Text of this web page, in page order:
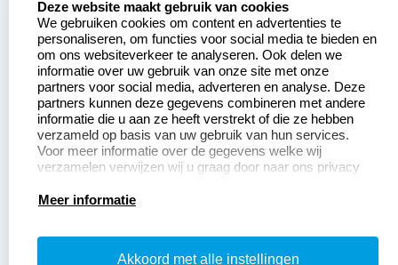
Betaling &
Verzending
Wederverkoper
worden
Sale
Veel gestelde vragen
Retourneren
Herroepingsrecht
Productinformatie:
Instructiepagina
Deze website maakt gebruik van cookies
We gebruiken cookies om content en advertenties te
personaliseren, om functies voor social media te bieden en
om ons websiteverkeer te analyseren. Ook delen we
informatie over uw gebruik van onze site met onze
partners voor social media, adverteren en analyse. Deze
partners kunnen deze gegevens combineren met andere
informatie die u aan ze heeft verstrekt of die ze hebben
verzameld op basis van uw gebruik van hun services.
Voor meer informatie over de gegevens welke wij
verzamelen verwijzen wij u graag door naar ons privacy
Meer informatie
Akkoord met alle instellingen